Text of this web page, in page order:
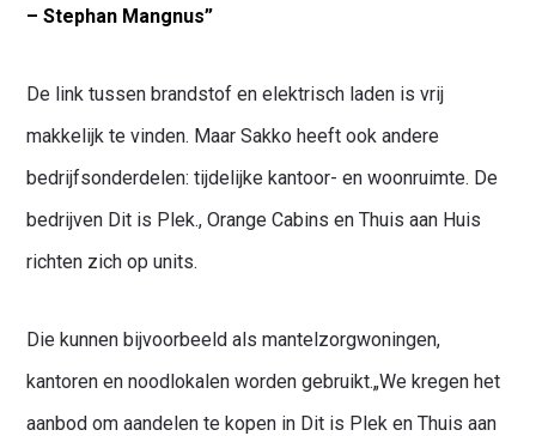
– Stephan Mangnus”
De link tussen brandstof en elektrisch laden is vrij
makkelijk te vinden. Maar Sakko heeft ook andere
bedrijfsonderdelen: tijdelijke kantoor- en woonruimte. De
bedrijven Dit is Plek., Orange Cabins en Thuis aan Huis
richten zich op units.
Die kunnen bijvoorbeeld als mantelzorgwoningen,
kantoren en noodlokalen worden gebruikt.„We kregen het
aanbod om aandelen te kopen in Dit is Plek en Thuis aan